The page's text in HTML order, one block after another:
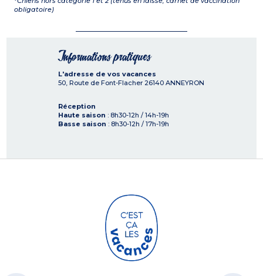
obligatoire)
Informations pratiques
L'adresse de vos vacances
50, Route de Font-Flacher 26140 ANNEYRON
Réception
Haute saison : 8h30-12h / 14h-19h
Basse saison : 8h30-12h / 17h-19h